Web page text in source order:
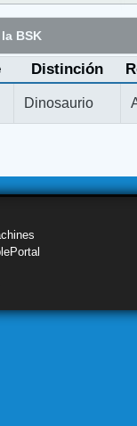
BSK
Distinción
Dinosaurio